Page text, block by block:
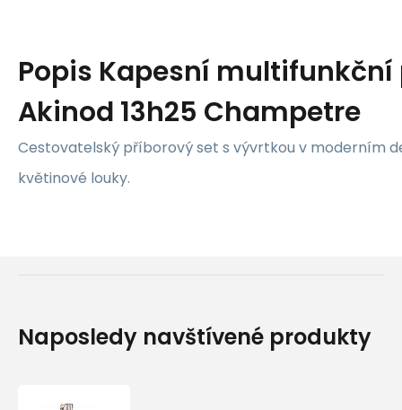
Popis Kapesní multifunkční
Akinod 13h25 Champetre
Cestovatelský příborový set s vývrtkou v moderním
květinové louky.
Naposledy navštívené produkty